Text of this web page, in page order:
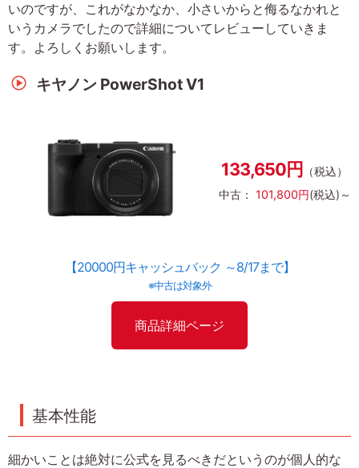
いのですが、これがなかなか、小さいからと侮るなかれと
いうカメラでしたので詳細についてレビューしていきま
す。よろしくお願いします。
キヤノン PowerShot V1
133,650円 （税込）
中古： 101,800円(税込)～
【20000円キャッシュバック ～8/17まで】
※中古は対象外
商品詳細ページ
基本性能
細かいことは絶対に公式を見るべきだというのが個人的な